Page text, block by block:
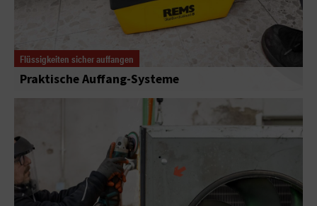
Flüssigkeiten sicher auffangen
Praktische Auffang-Systeme